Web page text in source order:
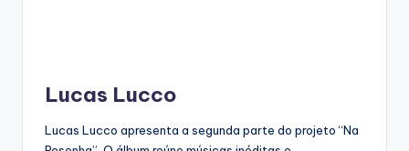
Lucas Lucco
Lucas Lucco apresenta a segunda parte do projeto “Na